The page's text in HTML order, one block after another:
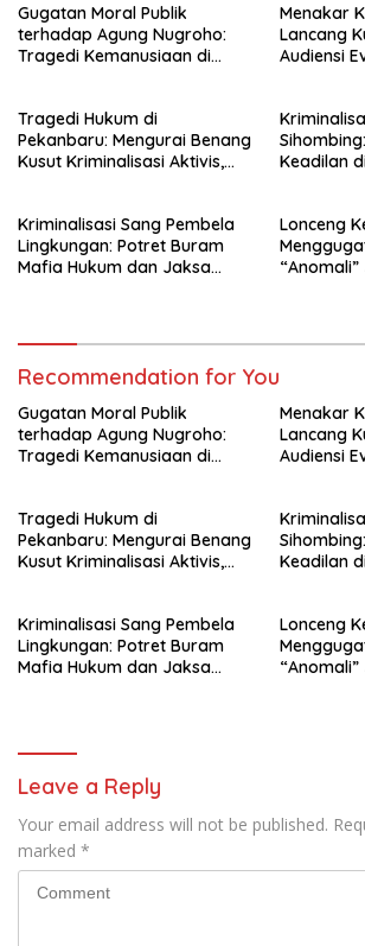
Gugatan Moral Publik
terhadap Agung Nugroho:
Tragedi Kemanusiaan di
Pemimpin Berahlak
Menakar
Lancang
Audiensi
Tragedi Hukum di
Pekanbaru: Mengurai Benang
Kusut Kriminalisasi Aktivis,
Keadilan
Kriminalisasi Sang Pembela
Lingkungan: Potret Buram
Mafia Hukum dan Jaksa
Lonceng
Recommendation for You
Gugatan Moral Publik
terhadap Agung Nugroho:
Tragedi Kemanusiaan di
Pemimpin Berahlak
Menakar
Lancang
Audiensi
Tragedi Hukum di
Pekanbaru: Mengurai Benang
Kusut Kriminalisasi Aktivis,
Keadilan
Kriminalisasi Sang Pembela
Lingkungan: Potret Buram
Mafia Hukum dan Jaksa
Lonceng
Leave a Reply
Your email address will not be published.
marked *